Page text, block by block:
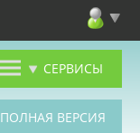
СЕРВИСЫ